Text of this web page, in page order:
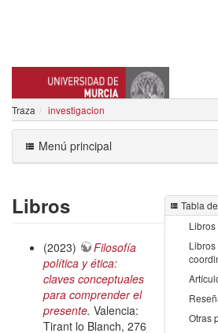
DAVID SOTO
Traza investigacion
Menú principal
Tabla
Libros
Otras
Libros
(2023)
Filosofía
política y ética:
claves conceptuales
para comprender el
presente. Valencia:
Tirant lo Blanch, 276